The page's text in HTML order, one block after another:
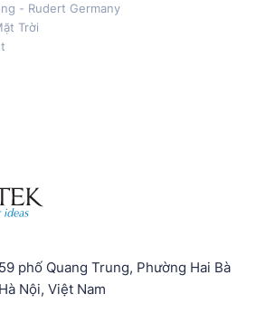
- Rudert Germany
Trời
phố Quang Trung, Phường Hai Bà
Nội, Việt Nam